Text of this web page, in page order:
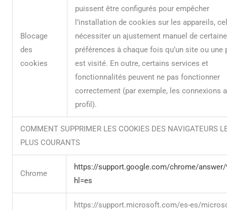
Blocage
des
cookies
puissent être configurés pour empêcher
l’installation de cookies sur les appareils,
nécessiter un ajustement manuel de
préférences à chaque fois qu’un site ou une
est visité. En outre, certains services et
fonctionnalités peuvent ne pas fonctionner
correctement (par exemple, les connexions
profil).
COMMENT SUPPRIMER LES COOKIES DES NAVIGATEURS
PLUS COURANTS
Chrome
https://support.google.com/chrome/answer/
hl=es
https://support.microsoft.com/es-es/